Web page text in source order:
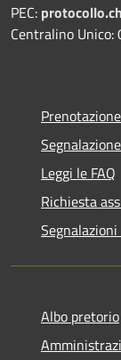
PEC:
Centralino Unico:
Leggi le FAQ
Richiesta
Albo pretorio